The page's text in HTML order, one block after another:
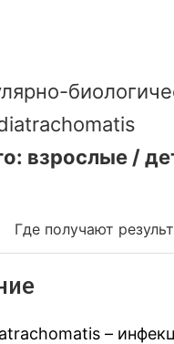
взрослые /
Где получают
–